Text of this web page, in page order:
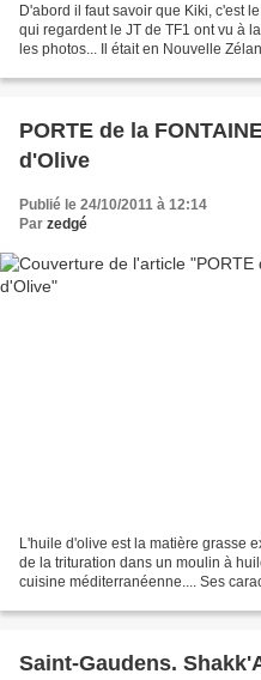
D'abord il faut savoir que Kiki, c'est
qui regardent le JT de TF1 ont vu à
les photos... Il était en Nouvelle
PORTE de la
d'Olive
Publié le 24/10/2011 à 12:14
Par zedgé
L'huile d'olive est la matière grasse
de la trituration dans un moulin à
cuisine méditerranéenne.... Ses
Saint-Gaudens.